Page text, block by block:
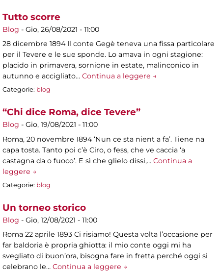
Tutto scorre
Blog - Gio, 26/08/2021 - 11:00
28 dicembre 1894 Il conte Gegè teneva una fissa particolare
per il Tevere e le sue sponde. Lo amava in ogni stagione:
placido in primavera, sornione in estate, malinconico in
autunno e accigliato… Continua a leggere →
Categorie: blog
“Chi dice Roma, dice Tevere”
Blog - Gio, 19/08/2021 - 11:00
Roma, 20 novembre 1894 ‘Nun ce sta nient a fa’. Tiene na
capa tosta. Tanto poi c’è Ciro, o fess, che ve caccia ‘a
castagna da o fuoco’. E sì che glielo dissi,… Continua a
leggere →
Categorie: blog
Un torneo storico
Blog - Gio, 12/08/2021 - 11:00
Roma 22 aprile 1893 Ci risiamo! Questa volta l’occasione per
far baldoria è propria ghiotta: il mio conte oggi mi ha
svegliato di buon’ora, bisogna fare in fretta perché oggi si
celebrano le… Continua a leggere →